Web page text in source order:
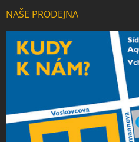
NAŠE PRODEJNA